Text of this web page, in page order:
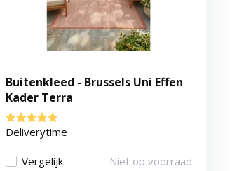
Buitenkleed - Brussels Uni Effen
Kader Terra
Deliverytime
Vergelijk Niet op voorraad